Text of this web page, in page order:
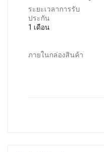
ระยะเวลาการรับ
ประกัน
1 เดือน
ภายในกล่องสินค้า